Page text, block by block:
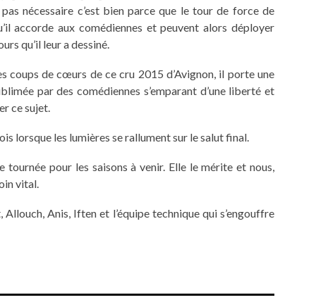
nécessaire c’est bien parce que le tour de force de
accorde aux comédiennes et peuvent alors déployer
qu’il leur a dessiné.
coups de cœurs de ce cru 2015 d’Avignon, il porte une
par des comédiennes s’emparant d’une liberté et
ce sujet.
lorsque les lumières se rallument sur le salut final.
pour les saisons à venir. Elle le mérite et nous,
vital.
Anis, Iften et l’équipe technique qui s’engouffre